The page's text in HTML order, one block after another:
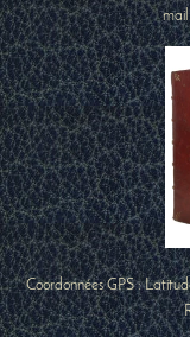
mail
Coordonnées GPS :